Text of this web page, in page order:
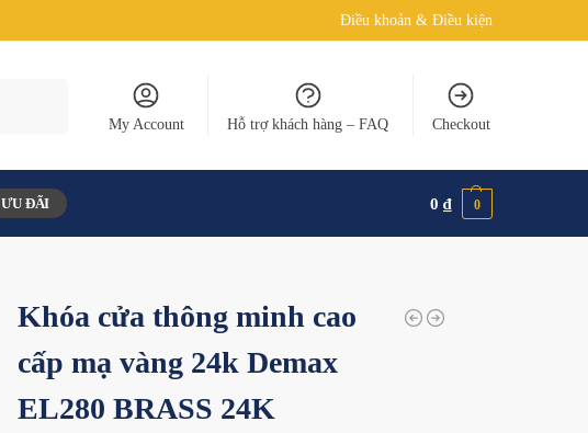
Điều khoản & Điều kiện
My Account Hỗ trợ khách hàng – FAQ Checkout
ƯU ĐÃI 0₫ 0
Khóa cửa thông minh cao
cấp mạ vàng 24k Demax
EL280 BRASS 24K